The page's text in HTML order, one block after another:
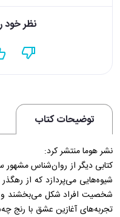
نظر خود
توضیحات کتاب
نشر هوما منتشر کرد:
کتابی دیگر از روان‌شناس مشهور
شیوه‌هایی می‌پردازد که از
شخصیت افراد شکل می‌بخشند و
تجربه‌های آغازین عشق با رنج